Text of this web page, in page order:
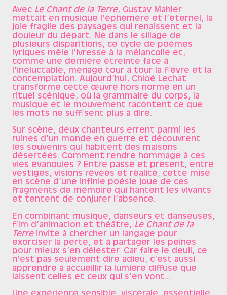
Avec Le Chant de la Terre, Gustav Mahler
mettait en musique l’éphémère et l’éternel, la
joie fragile des paysages qui renaissent et la
douleur du départ. Né dans le sillage de
plusieurs disparitions, ce cycle de poèmes
lyriques mêle l’ivresse à la mélancolie et,
comme une dernière étreinte face à
l’inéluctable, ménage tour à tour la fièvre et la
contemplation. Aujourd’hui, Chloé Lechat
transforme cette œuvre hors norme en un
rituel scénique, où la grammaire du corps, la
musique et le mouvement racontent ce que
les mots ne suffisent plus à dire.
Sur scène, deux chanteurs errent parmi les
ruines d’un monde en guerre et découvrent
les souvenirs qui habitent des maisons
désertées. Comment rendre hommage à ces
vies évanouies ? Entre passé et présent, entre
vestiges, visions rêvées et réalité, cette mise
en scène d’une infinie poésie joue de ces
fragments de mémoire qui hantent les vivants
et tentent de conjurer l’absence.
En combinant musique, danseurs et danseuses,
film d’animation et théâtre, Le Chant de la
Terreinvite à chercher un langage pour
exorciser la perte, et à partager les peines
pour mieux s’en délester. Car faire le deuil, ce
n’est pas seulement dire adieu, c’est aussi
apprendre à accueillir la lumière diffuse que
laissent celles et ceux qui s’en vont...